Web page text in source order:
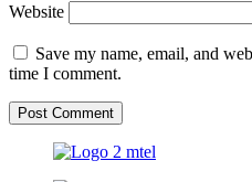
Website
Save my name, email, and
time I comment.